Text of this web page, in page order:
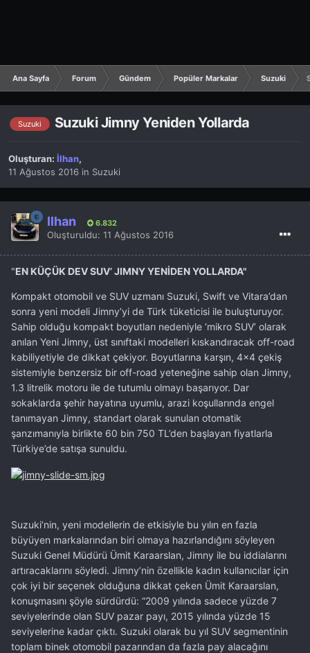
Ana Sayfa Forum Gündem Popüler Markalar Suzuki
Suzuki Suzuki Jimny Yeniden Yollarda
Oluşturan: İlhan,
11 Ağustos 2016 in Suzuki
İlhan 6.832
Oluşturuldu: 11 Ağustos 2016
"EN KÜÇÜK DEV SUV’ JIMNY YENİDEN YOLLARDA"
Kompakt otomobil ve SUV uzmanı Suzuki, Swift ve Vitara’dan
sonra yeni modeli Jimny’yi de Türk tüketicisi ile buluşturuyor.
Sahip olduğu kompakt boyutları nedeniyle ‘mikro SUV’ olarak
anılan Yeni Jimny, üst sınıftaki modelleri kıskandıracak off-road
kabiliyetiyle de dikkat çekiyor. Boyutlarına karşın, 4x4 çekiş
sistemiyle benzersiz bir off-road yeteneğine sahip olan Jimny,
1.3 litrelik motoru ile de tutumlu olmayı başarıyor. Dar
sokaklarda şehir hayatına uyumlu, arazi koşullarında engel
tanımayan Jimny, standart olarak sunulan otomatik
şanzımanıyla birlikte 60 bin 750 TL’den başlayan fiyatlarla
Türkiye’de satışa sunuldu.
Suzuki’nin, yeni modellerin de etkisiyle bu yılın en fazla
büyüyen markalarından biri olmaya hazırlandığını söyleyen
Suzuki Genel Müdürü Ümit Karaarslan, Jimny ile bu iddialarını
artıracaklarını söyledi. Jimny’nin özellikle kadın kullanıcılar için
çok iyi bir seçenek olduğuna dikkat çeken Ümit Karaarslan,
konuşmasını şöyle sürdürdü: “2009 yılında sadece yüzde 7
seviyelerinde olan SUV pazar payı, 2015 yılında yüzde 15
seviyelerine kadar çıktı. Suzuki olarak bu yıl SUV segmentinin
toplam binek otomobil pazarından da fazla pay alacağını